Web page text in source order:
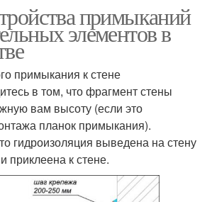
примыканий
элементов в
примыкания к стене
в том, что фрагмент стены
вам высоту (если это
планок примыкания).
гидроизоляция выведена на стену
приклеена к стене.